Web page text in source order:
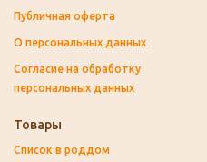
Публичная оферта
О персональных данных
Согласие на обработку
персональных данных
Товары
Список в роддом